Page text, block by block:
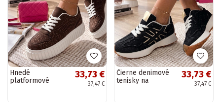
Hnedé
platformové
33,73 €
37,47 €
Čierne denimové
tenisky na
33,73 €
37,47 €